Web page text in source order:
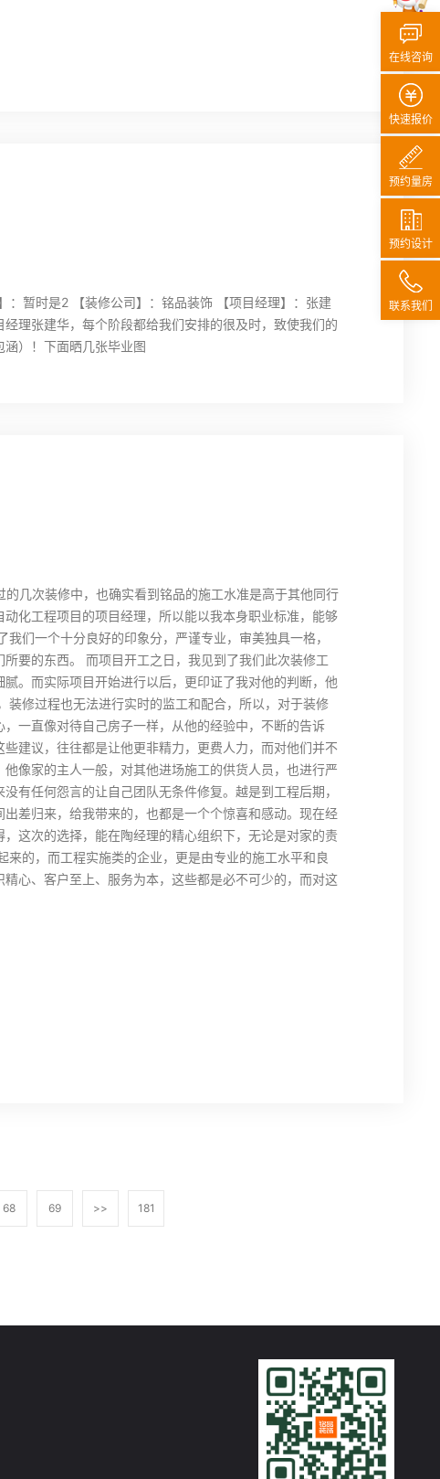
暂时是2 【装修公司】：铭品装饰 【项目经理】：张建
理张建华，每个阶段都给我们安排的很及时，致使我们的
）！下面晒几张毕业图
几次装修中，也确实看到铭品的施工水准是高于其他同行
化工程项目的项目经理，所以能以我本身职业标准，能够
们一个十分良好的印象分，严谨专业，审美独具一格，
要的东西。 而项目开工之日，我见到了我们此次装修工
。而实际项目开始进行以后，更印证了我对他的判断，他
修过程也无法进行实时的监工和配合，所以，对于装修
一直像对待自己房子一样，从他的经验中，不断的告诉
建议，往往都是让他更非精力，更费人力，而对他们并不
像家的主人一般，对其他进场施工的供货人员，也进行严
有任何怨言的让自己团队无条件修复。越是到工程后期，
差归来，给我带来的，也都是一个个惊喜和感动。现在经
这次的选择，能在陶经理的精心组织下，无论是对家的责
的，而工程实施类的企业，更是由专业的施工水平和良
心、客户至上、服务为本，这些都是必不可少的，而对这
68 69 >> 181
在线咨询
快速报价
预约量房
预约设计
联系我们